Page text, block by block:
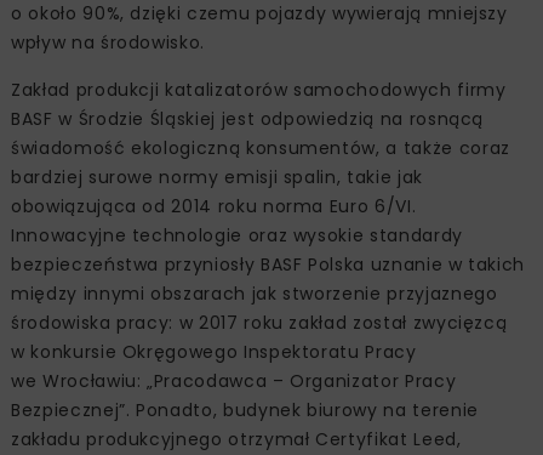
o około 90%, dzięki czemu pojazdy wywierają mniejszy
wpływ na środowisko.
Zakład produkcji katalizatorów samochodowych firmy
BASF w Środzie Śląskiej jest odpowiedzią na rosnącą
świadomość ekologiczną konsumentów, a także coraz
bardziej surowe normy emisji spalin, takie jak
obowiązująca od 2014 roku norma Euro 6/VI.
Innowacyjne technologie oraz wysokie standardy
bezpieczeństwa przyniosły BASF Polska uznanie w takich
między innymi obszarach jak stworzenie przyjaznego
środowiska pracy: w 2017 roku zakład został zwycięzcą
w konkursie Okręgowego Inspektoratu Pracy
we Wrocławiu: „Pracodawca – Organizator Pracy
Bezpiecznej”. Ponadto, budynek biurowy na terenie
zakładu produkcyjnego otrzymał Certyfikat Leed,